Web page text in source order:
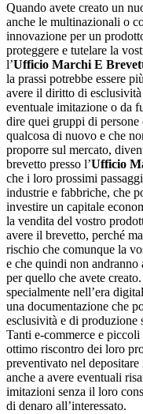
Quando avete creato un
anche le multinazionali o
innovazione per un
proteggere e tutelare la
l’Ufficio Marchi E
la prassi potrebbe essere
avere il diritto di
eventuale imitazione o da
dire quei gruppi di persone
qualcosa di nuovo e che
proporre sul mercato,
brevetto presso l’Ufficio
che i loro prossimi
industrie e fabbriche, che
investire un capitale
la vendita del vostro
avere il brevetto, perché
rischio che comunque la
e che quindi non
per quello che avete
specialmente nell’era
una documentazione che
esclusività e di produzione
Tanti e-commerce e
ottimo riscontro dei loro
preventivato nel
anche a avere eventuali
imitazioni senza il loro
di denaro all’interessato.